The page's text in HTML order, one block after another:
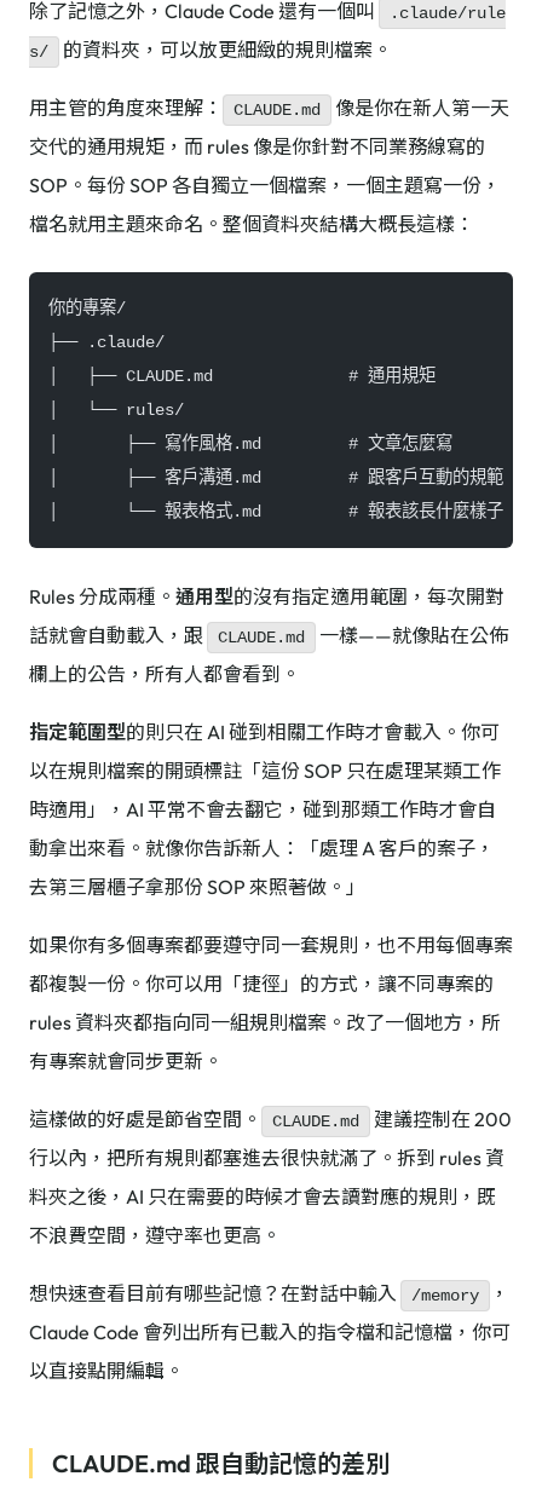
除了記憶之外，Claude Code 還有一個叫
.claude/rule
s/
的資料夾，可以放更細緻的規則檔案。
用主管的角度來理解： CLAUDE.md
像是你在新人第一天
交代的通用規矩，而 rules 像是你針對不同業務線寫的
SOP。每份 SOP 各自獨立一個檔案，一個主題寫一份，
檔名就用主題來命名。整個資料夾結構大概長這樣：
你的專案/
├── .claude/
│   ├── CLAUDE.md              # 通用規矩
│   └── rules/
│       ├── 寫作風格.md         # 文章怎麼寫
│       ├── 客戶溝通.md         # 跟客戶互動的規範
│       └── 報表格式.md         # 報表該長什麼樣子
Rules 分成兩種。 通用型的沒有指定適用範圍，每次開對
話就會自動載入，跟
CLAUDE.md
一樣——就像貼在公佈
欄上的公告，所有人都會看到。
指定範圍型的則只在 AI 碰到相關工作時才會載入。你可
以在規則檔案的開頭標註「這份 SOP 只在處理某類工作
時適用」，AI 平常不會去翻它，碰到那類工作時才會自
動拿出來看。就像你告訴新人：「處理 A 客戶的案子，
去第三層櫃子拿那份 SOP 來照著做。」
如果你有多個專案都要遵守同一套規則，也不用每個專案
都複製一份。你可以用「捷徑」的方式，讓不同專案的
rules 資料夾都指向同一組規則檔案。改了一個地方，所
有專案就會同步更新。
這樣做的好處是節省空間。 CLAUDE.md
建議控制在 200
行以內，把所有規則都塞進去很快就滿了。拆到 rules 資
料夾之後，AI 只在需要的時候才會去讀對應的規則，既
不浪費空間，遵守率也更高。
想快速查看目前有哪些記憶？在對話中輸入 /memory
，
Claude Code 會列出所有已載入的指令檔和記憶檔，你可
以直接點開編輯。
CLAUDE.md 跟自動記憶的差別